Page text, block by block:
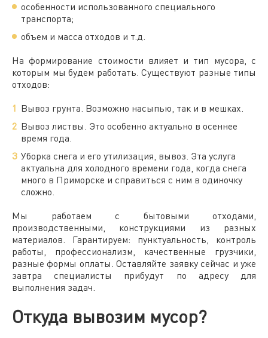
особенности использованного специального
транспорта;
объем и масса отходов и т.д.
На формирование стоимости влияет и тип мусора, с
которым мы будем работать. Существуют разные типы
отходов:
Вывоз грунта. Возможно насыпью, так и в мешках.
Вывоз листвы. Это особенно актуально в осеннее
время года.
Уборка снега и его утилизация, вывоз. Эта услуга
актуальна для холодного времени года, когда снега
много в Приморске и справиться с ним в одиночку
сложно.
Мы работаем с бытовыми отходами,
производственными, конструкциями из разных
материалов. Гарантируем: пунктуальность, контроль
работы, профессионализм, качественные грузчики,
разные формы оплаты. Оставляйте заявку сейчас и уже
завтра специалисты прибудут по адресу для
выполнения задач.
Откуда вывозим мусор?